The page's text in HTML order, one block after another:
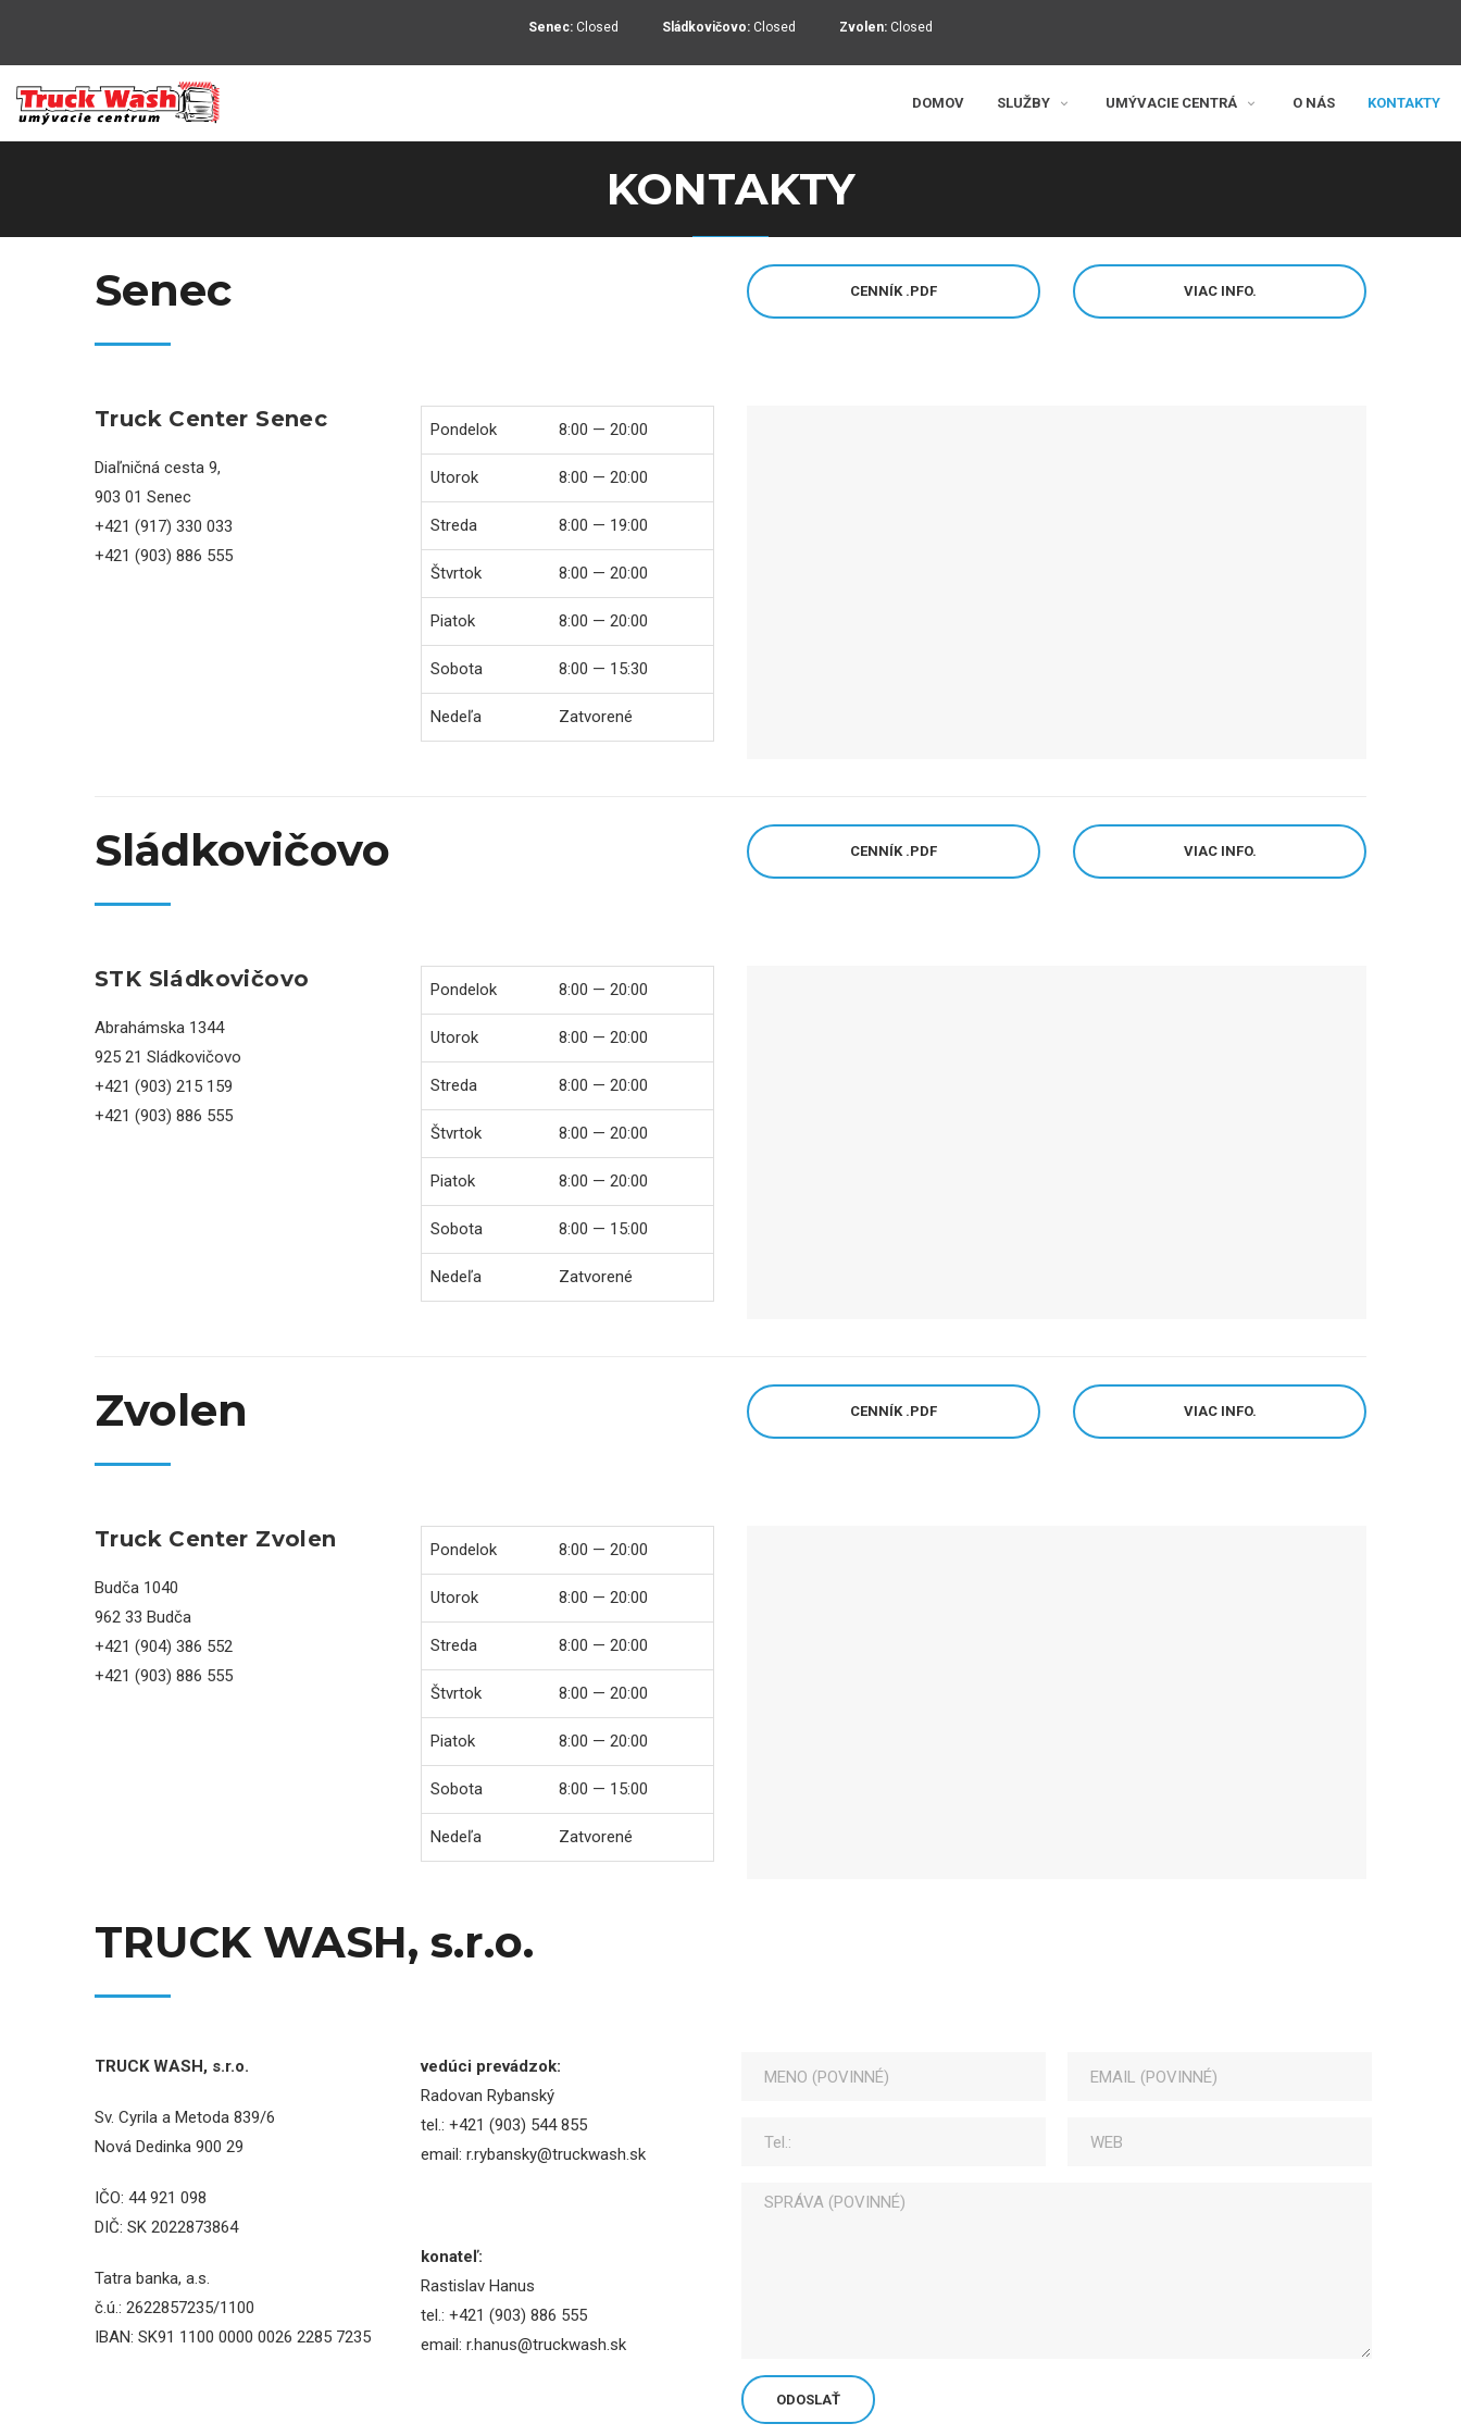
Senec: Closed Sládkovičovo: Closed Zvolen: Closed
DOMOV SLUŽBY UMÝVACIE CENTRÁ O NÁS KONTAKTY
KONTAKTY
Senec
CENNÍK .PDF VIAC INFO.
Truck Center Senec
Diaľničná cesta 9,
903 01 Senec
+421 (917) 330 033
+421 (903) 886 555
Pondelok 8:00 — 20:00
Utorok 8:00 — 20:00
Streda 8:00 — 19:00
Štvrtok 8:00 — 20:00
Piatok 8:00 — 20:00
Sobota 8:00 — 15:30
Nedeľa Zatvorené
Sládkovičovo CENNÍK .PDF VIAC INFO.
STK Sládkovičovo
Abrahámska 1344
925 21 Sládkovičovo
+421 (903) 215 159
+421 (903) 886 555
Pondelok 8:00 — 20:00
Utorok 8:00 — 20:00
Streda 8:00 — 20:00
Štvrtok 8:00 — 20:00
Piatok 8:00 — 20:00
Sobota 8:00 — 15:00
Nedeľa Zatvorené
Zvolen CENNÍK .PDF VIAC INFO.
Truck Center Zvolen
Budča 1040
962 33 Budča
+421 (904) 386 552
+421 (903) 886 555
Pondelok 8:00 — 20:00
Utorok 8:00 — 20:00
Streda 8:00 — 20:00
Štvrtok 8:00 — 20:00
Piatok 8:00 — 20:00
Sobota 8:00 — 15:00
Nedeľa Zatvorené
TRUCK WASH, s.r.o.
TRUCK WASH, s.r.o.
Sv. Cyrila a Metoda 839/6
Nová Dedinka 900 29
IČO: 44 921 098
DIČ: SK 2022873864
Tatra banka, a.s.
č.ú.: 2622857235/1100
IBAN: SK91 1100 0000 0026 2285 7235
vedúci prevádzok:
Radovan Rybanský
tel.: +421 (903) 544 855
email: r.rybansky@truckwash.sk
konateľ:
Rastislav Hanus
tel.: +421 (903) 886 555
email: r.hanus@truckwash.sk